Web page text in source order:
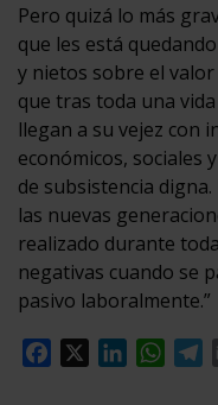
Pero quizá lo más
que les está
y nietos sobre el
que tras toda una
llegan a su vejez con
económicos, sociales
de subsistencia
las nuevas
realizado durante
negativas cuando se
pasivo laboralmente.”
Facebook
LinkedIn